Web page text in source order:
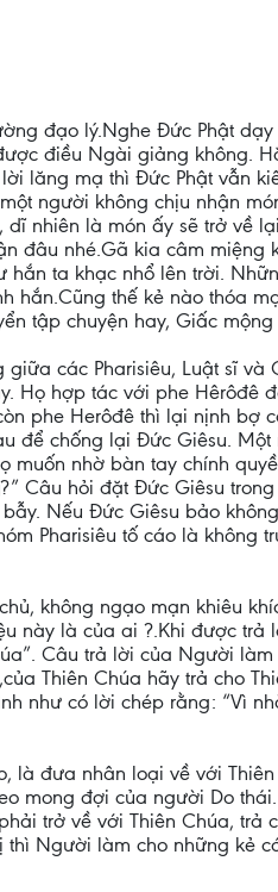
đạo lý.Nghe Đức Phật
điều Ngài giảng không.
lăng mạ thì Đức Phật vẫn
người không chịu nhận
nhiên là món ấy sẽ trở về
đâu nhé.Gã kia câm miệng
ta khạc nhổ lên trời.
thế kẻ nào thóa
tập chuyện hay, Giấc mộng
các Pharisiêu, Luật sĩ
Họ hợp tác với phe Hêrôđê
phe Herôđê thì lại nịnh
để chống lại Đức Giêsu.
nhờ bàn tay chính
Câu hỏi đặt Đức Giêsu
Nếu Đức Giêsu bảo
Pharisiêu tố cáo là không
không ngạo mạn khiêu
này là của ai ?.Khi được trả
Câu trả lời của Người
Thiên Chúa hãy trả cho
như có lời chép rằng: “Vì
đưa nhân loại về với
mong đợi của người Do
trở về với Thiên Chúa, trả
Người làm cho những kẻ